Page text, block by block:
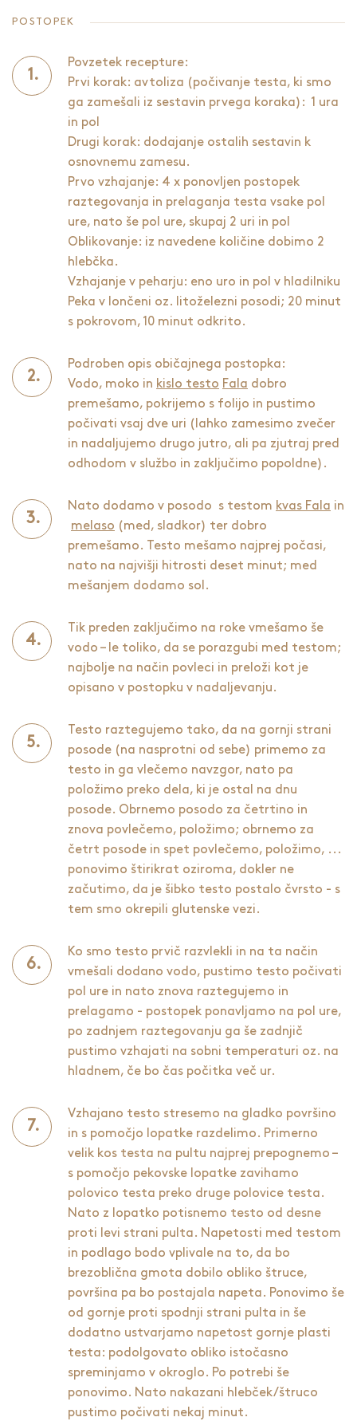
POSTOPEK
Povzetek recepture:
Prvi korak: avtoliza (počivanje testa, ki smo
ga zamešali iz sestavin prvega koraka): 1 ura
in pol
Drugi korak: dodajanje ostalih sestavin k
osnovnemu zamesu.
Prvo vzhajanje: 4 x ponovljen postopek
raztegovanja in prelaganja testa vsake pol
ure, nato še pol ure, skupaj 2 uri in pol
Oblikovanje: iz navedene količine dobimo 2
hlebčka.
Vzhajanje v peharju: eno uro in pol v hladilniku
Peka v lončeni oz. litoželezni posodi; 20 minut
s pokrovom, 10 minut odkrito.
Podroben opis običajnega postopka:
Vodo, moko in kislo testo Fala dobro
premešamo, pokrijemo s folijo in pustimo
počivati vsaj dve uri (lahko zamesimo zvečer
in nadaljujemo drugo jutro, ali pa zjutraj pred
odhodom v službo in zaključimo popoldne).
Nato dodamo v posodo s testom kvas Fala in
melaso (med, sladkor) ter dobro
premešamo. Testo mešamo najprej počasi,
nato na najvišji hitrosti deset minut; med
mešanjem dodamo sol.
Tik preden zaključimo na roke vmešamo še
vodo – le toliko, da se porazgubi med testom;
najbolje na način povleci in preloži kot je
opisano v postopku v nadaljevanju.
Testo raztegujemo tako, da na gornji strani
posode (na nasprotni od sebe) primemo za
testo in ga vlečemo navzgor, nato pa
položimo preko dela, ki je ostal na dnu
posode. Obrnemo posodo za četrtino in
znova povlečemo, položimo; obrnemo za
četrt posode in spet povlečemo, položimo, ...
ponovimo štirikrat oziroma, dokler ne
začutimo, da je šibko testo postalo čvrsto - s
tem smo okrepili glutenske vezi.
Ko smo testo prvič razvlekli in na ta način
vmešali dodano vodo, pustimo testo počivati
pol ure in nato znova raztegujemo in
prelagamo - postopek ponavljamo na pol ure,
po zadnjem raztegovanju ga še zadnjič
pustimo vzhajati na sobni temperaturi oz. na
hladnem, če bo čas počitka več ur.
Vzhajano testo stresemo na gladko površino
in s pomočjo lopatke razdelimo. Primerno
velik kos testa na pultu najprej prepognemo –
s pomočjo pekovske lopatke zavihamo
polovico testa preko druge polovice testa.
Nato z lopatko potisnemo testo od desne
proti levi strani pulta. Napetosti med testom
in podlago bodo vplivale na to, da bo
brezoblična gmota dobilo obliko štruce,
površina pa bo postajala napeta. Ponovimo še
od gornje proti spodnji strani pulta in še
dodatno ustvarjamo napetost gornje plasti
testa: podolgovato obliko istočasno
spreminjamo v okroglo. Po potrebi še
ponovimo. Nato nakazani hlebček/štruco
pustimo počivati nekaj minut.